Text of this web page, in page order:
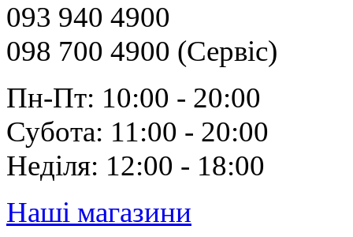
093 940 4900
098 700 4900 (Сервіс)
Пн-Пт: 10:00 - 20:00
Субота: 11:00 - 20:00
Неділя: 12:00 - 18:00
Наші магазини